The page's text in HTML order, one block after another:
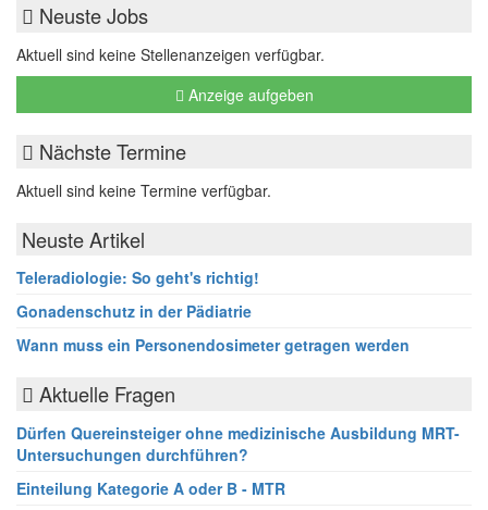
Neuste Jobs
Aktuell sind keine Stellenanzeigen verfügbar.
Anzeige aufgeben
Nächste Termine
Aktuell sind keine Termine verfügbar.
Neuste Artikel
Teleradiologie: So geht's richtig!
Gonadenschutz in der Pädiatrie
Wann muss ein Personendosimeter getragen werden
Aktuelle Fragen
Dürfen Quereinsteiger ohne medizinische Ausbildung MRT-
Untersuchungen durchführen?
Einteilung Kategorie A oder B - MTR